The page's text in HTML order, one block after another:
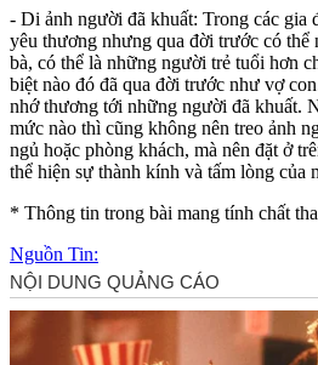
- Di ảnh người đã khuất: Trong các gia
yêu thương nhưng qua đời trước có thể
bà, có thể là những người trẻ tuổi hơn
biệt nào đó đã qua đời trước như vợ
nhớ thương tới những người đã khuất.
mức nào thì cũng không nên treo ảnh
ngủ hoặc phòng khách, mà nên đặt ở
thể hiện sự thành kính và tấm lòng của
* Thông tin trong bài mang tính chất
Nguồn Tin: